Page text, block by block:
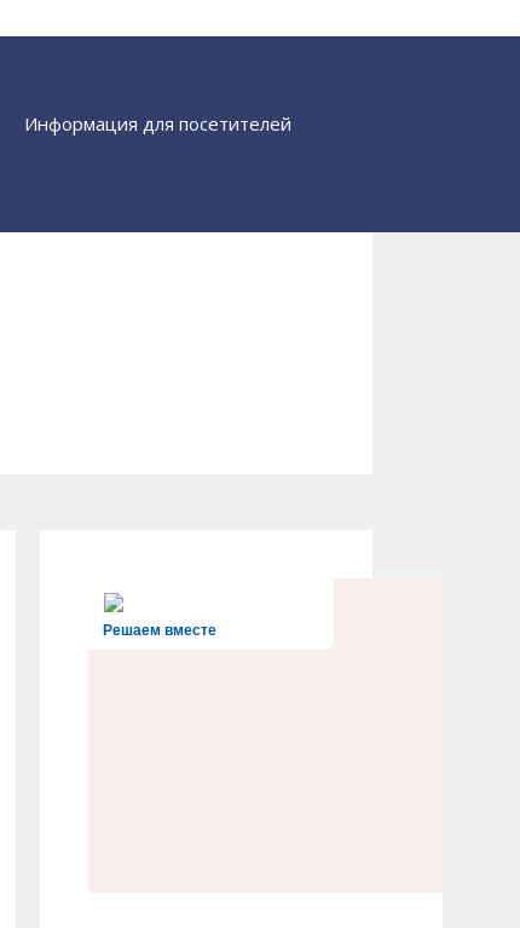
Информация для посетителей
Решаем вместе